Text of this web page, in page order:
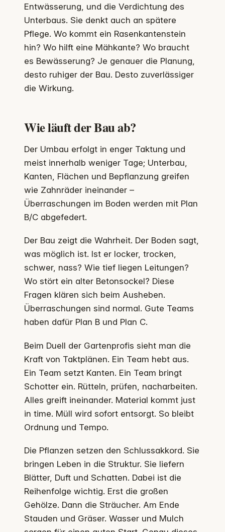
Entwässerung, und die Verdichtung des
Unterbaus. Sie denkt auch an spätere
Pflege. Wo kommt ein Rasenkantenstein
hin? Wo hilft eine Mähkante? Wo braucht
es Bewässerung? Je genauer die Planung,
desto ruhiger der Bau. Desto zuverlässiger
die Wirkung.
Wie läuft der Bau ab?
Der Umbau erfolgt in enger Taktung und
meist innerhalb weniger Tage; Unterbau,
Kanten, Flächen und Bepflanzung greifen
wie Zahnräder ineinander –
Überraschungen im Boden werden mit Plan
B/C abgefedert.
Der Bau zeigt die Wahrheit. Der Boden sagt,
was möglich ist. Ist er locker, trocken,
schwer, nass? Wie tief liegen Leitungen?
Wo stört ein alter Betonsockel? Diese
Fragen klären sich beim Ausheben.
Überraschungen sind normal. Gute Teams
haben dafür Plan B und Plan C.
Beim Duell der Gartenprofis sieht man die
Kraft von Taktplänen. Ein Team hebt aus.
Ein Team setzt Kanten. Ein Team bringt
Schotter ein. Rütteln, prüfen, nacharbeiten.
Alles greift ineinander. Material kommt just
in time. Müll wird sofort entsorgt. So bleibt
Ordnung und Tempo.
Die Pflanzen setzen den Schlussakkord. Sie
bringen Leben in die Struktur. Sie liefern
Blätter, Duft und Schatten. Dabei ist die
Reihenfolge wichtig. Erst die großen
Gehölze. Dann die Sträucher. Am Ende
Stauden und Gräser. Wasser und Mulch